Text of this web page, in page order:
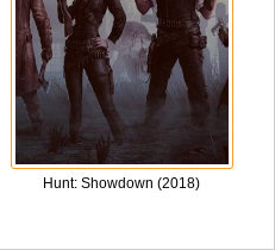
Hunt: Showdown (2018)